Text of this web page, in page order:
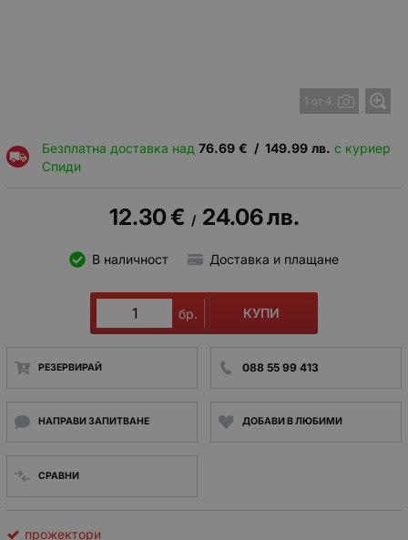
1 от 4
Безплатна доставка над 76.69 € / 149.99 лв. с куриер
Спиди
12.30€ / 24.06лв.
В наличност Доставка и плащане
бр. КУПИ
РЕЗЕРВИРАЙ 088 55 99 413
НАПРАВИ ЗАПИТВАНЕ ДОБАВИ В ЛЮБИМИ
СРАВНИ
прожектори